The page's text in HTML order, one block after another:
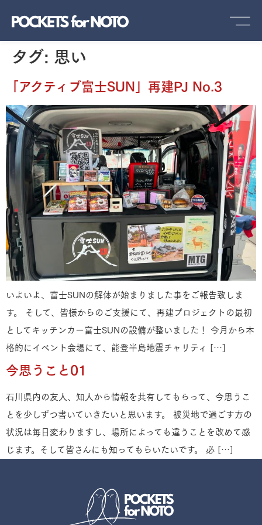
タグ: 思い
「アクティブ富士SUN」再建PJ No.3
いよいよ、富士SUNの解体が始まりました事をご報告致しま
す。 そして、皆様からのご支援にて、再建プロジェクトの最初
としてキッチンカー富士SUNの設備が整いました！ 今月から本
格的にイベント会場にて、能登半島地震チャリティ […]
今思うこと01
石川県内の友人、知人から情報を共有してもらって、今思うこ
とを少しずつ書いていきたいと思います。 被災地で過ごす方の
状況は毎日変わりますし、場所によっても違うことを改めて感
じます。そして皆さんにも知ってもらいたいです。 必 […]